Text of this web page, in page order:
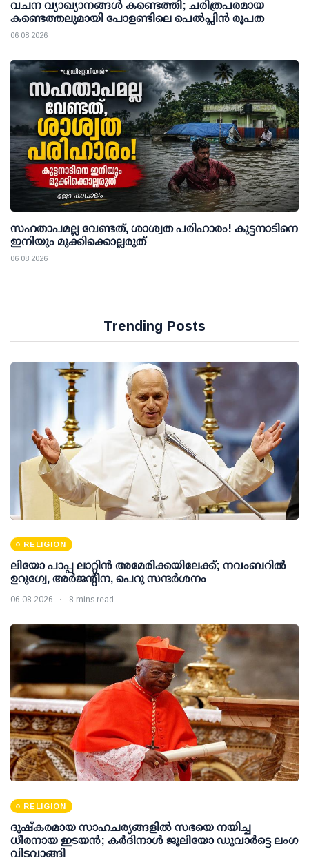
വചന വ്യാഖ്യാനങ്ങൾ കണ്ടെത്തി; ചരിത്രപരമായ
കണ്ടെത്തലുമായി പോളണ്ടിലെ പെൽപ്ലിൻ രൂപത
06 08 2026
സഹതാപമല്ല വേണ്ടത്, ശാശ്വത പരിഹാരം! കുട്ടനാടിനെ
ഇനിയും മുക്കിക്കൊല്ലരുത്
06 08 2026
Trending Posts
RELIGION
ലിയോ പാപ്പ ലാറ്റിൻ അമേരിക്കയിലേക്ക്; നവംബറിൽ
ഉറുഗ്വേ, അർജന്റീന, പെറു സന്ദർശനം
06 08 2026 8 mins read
RELIGION
ദുഷ്കരമായ സാഹചര്യങ്ങളിൽ സഭയെ നയിച്ച
ധീരനായ ഇടയൻ; കർദിനാൾ ജൂലിയോ ഡുവാർട്ടെ ലംഗ
വിടവാങ്ങി